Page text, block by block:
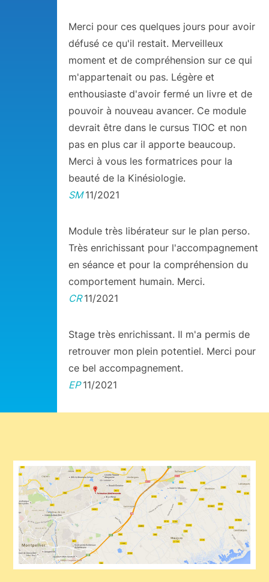
Merci pour ces quelques jours pour avoir
défusé ce qu'il restait. Merveilleux
moment et de compréhension sur ce qui
m'appartenait ou pas. Légère et
enthousiaste d'avoir fermé un livre et de
pouvoir à nouveau avancer. Ce module
devrait être dans le cursus TIOC et non
pas en plus car il apporte beaucoup.
Merci à vous les formatrices pour la
beauté de la Kinésiologie.
SM11/2021
Module très libérateur sur le plan perso.
Très enrichissant pour l'accompagnement
en séance et pour la compréhension du
comportement humain. Merci.
CR11/2021
Stage très enrichissant. Il m'a permis de
retrouver mon plein potentiel. Merci pour
ce bel accompagnement.
EP11/2021